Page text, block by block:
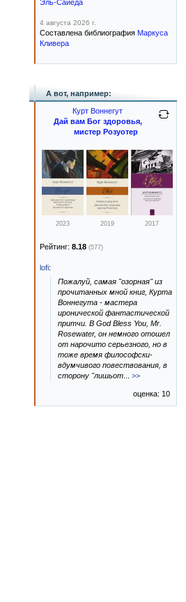
Эль-Сайеда
4 августа 2026 г.
Составлена библиография Маркуса
Кливера
А вот, например:
Курт Воннегут
Дай вам Бог здоровья,
мистер Розуотер
2023 2019 2017
Рейтинг: 8.18 (577)
lofi:
Пожалуй, самая "озорная" из
прочитанных мной книг, Курта
Воннегута - мастера
иронической фантастической
притчи. В God Bless You, Mr.
Rosewater, он немного отошел
от нарочито серьезного, но в
тоже время философски-
вдумчивого повествования, в
сторону "лишьот
>>
оценка: 10